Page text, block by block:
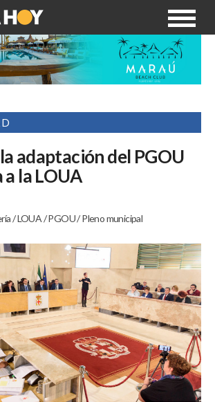
adaptación del PGOU
la LOUA
/LOUA/PGOU/Pleno municipal